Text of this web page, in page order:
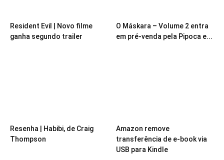
Resident Evil | Novo filme
ganha segundo trailer
O Máskara – Volume 2 entra
em pré-venda pela Pipoca e...
Resenha | Habibi, de Craig
Thompson
Amazon remove
transferência de e-book via
USB para Kindle